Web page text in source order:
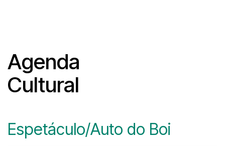
Agenda
Cultural
Espetáculo/Auto do Boi